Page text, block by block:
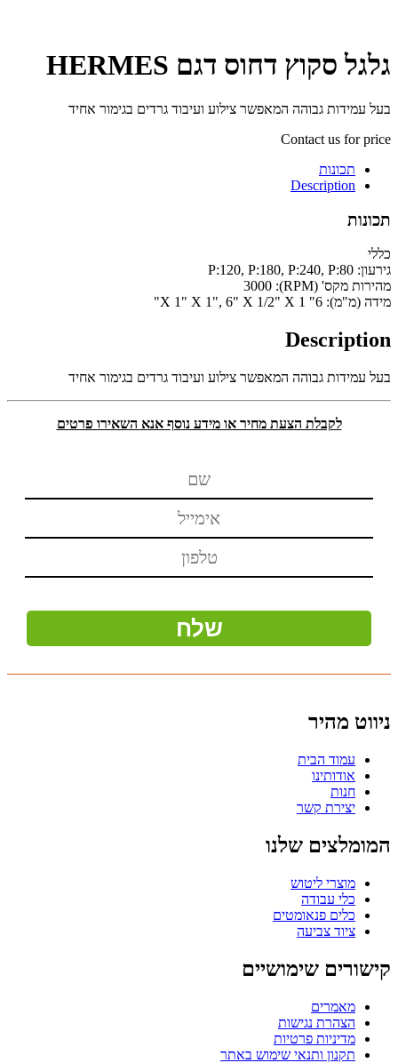
גלגל סקוץ דחוס דגם HERMES
בעל עמידות גבוהה המאפשר צילוע ועיבוד גרדים בגימור אחיד
Contact us for price
תכונות
Description
תכונות
כללי
גירעון: P:120, P:180, P:240, P:80
מהירות מקס' (RPM):
3000
מידה (מ"מ): 6" X 1" X 1", 6" X 1/2" X 1"
Description
בעל עמידות גבוהה המאפשר צילוע ועיבוד גרדים בגימור אחיד
לקבלת הצעת מחיר או מידע נוסף אנא השאירו פרטים
ניווט מהיר
עמוד הבית
אודותינו
חנות
יצירת קשר
המומלצים שלנו
מוצרי ליטוש
כלי עבודה
כלים פנאומטים
ציוד צביעה
קישורים שימושיים
מאמרים
הצהרת נגישות
מדיניות פרטיות
תקנון ותנאי שימוש באתר